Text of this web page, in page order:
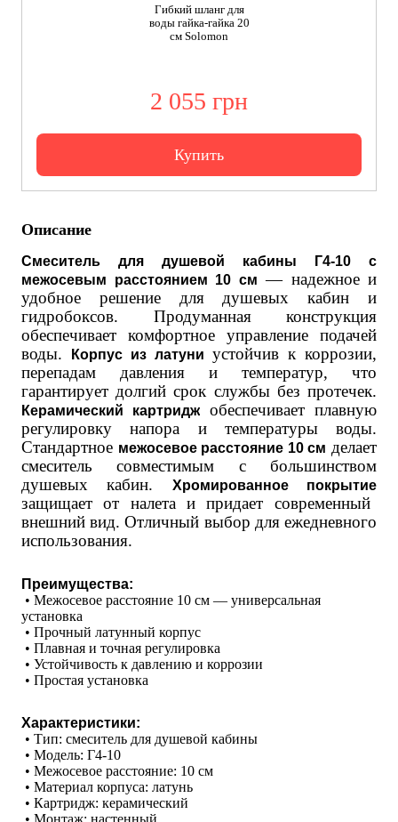
Гибкий шланг для
воды гайка-гайка 20
см Solomon
2 055 грн
Купить
Описание
Смеситель для душевой кабины Г4-10 с
межосевым расстоянием 10 см — надежное и
удобное решение для душевых кабин и
гидробоксов. Продуманная конструкция
обеспечивает комфортное управление подачей
воды.
Корпус из латуни устойчив к коррозии,
перепадам давления и температур, что
гарантирует долгий срок службы без протечек.
Керамический картридж
обеспечивает плавную
регулировку напора и температуры воды.
Стандартное межосевое расстояние 10 см делает
смеситель совместимым с большинством
душевых кабин.
Хромированное покрытие
защищает от налета и придает современный
внешний вид. Отличный выбор для ежедневного
использования.
Преимущества:
установка
• Прочный латунный корпус
• Плавная и точная регулировка
• Устойчивость к давлению и коррозии
• Простая установка
Характеристики:
• Тип: смеситель для душевой кабины
• Модель: Г4-10
• Межосевое расстояние: 10 см
• Материал корпуса: латунь
• Картридж: керамический